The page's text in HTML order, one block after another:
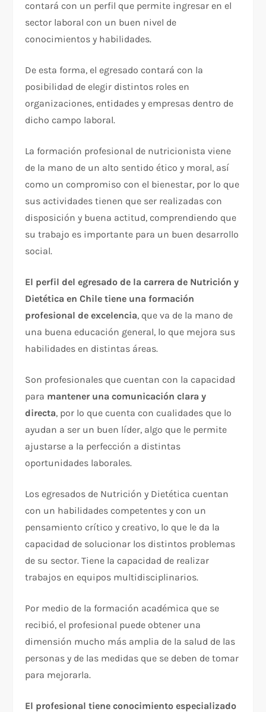
contará con un perfil que permite ingresar en el
sector laboral con un buen nivel de
conocimientos y habilidades.
De esta forma, el egresado contará con la
posibilidad de elegir distintos roles en
organizaciones, entidades y empresas dentro de
dicho campo laboral.
La formación profesional de nutricionista viene
de la mano de un alto sentido ético y moral, así
como un compromiso con el bienestar, por lo que
sus actividades tienen que ser realizadas con
disposición y buena actitud, comprendiendo que
su trabajo es importante para un buen desarrollo
social.
El perfil del egresado de la carrera de Nutrición y
Dietética en Chile tiene una formación
profesional de excelencia, que va de la mano de
una buena educación general, lo que mejora sus
habilidades en distintas áreas.
Son profesionales que cuentan con la capacidad
para mantener una comunicación clara y
directa, por lo que cuenta con cualidades que lo
ayudan a ser un buen líder, algo que le permite
ajustarse a la perfección a distintas
oportunidades laborales.
Los egresados de Nutrición y Dietética cuentan
con un habilidades competentes y con un
pensamiento crítico y creativo, lo que le da la
capacidad de solucionar los distintos problemas
de su sector. Tiene la capacidad de realizar
trabajos en equipos multidisciplinarios.
Por medio de la formación académica que se
recibió, el profesional puede obtener una
dimensión mucho más amplia de la salud de las
personas y de las medidas que se deben de tomar
para mejorarla.
El profesional tiene conocimiento especializado